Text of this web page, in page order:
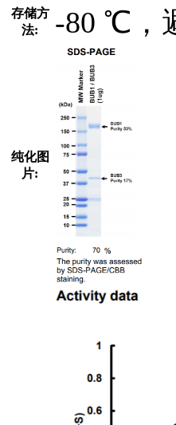
存储方
法:
-80 ℃，
纯化图
片: